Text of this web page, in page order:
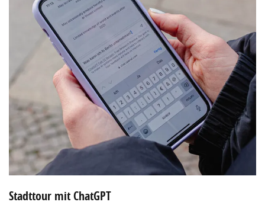
Stadttour mit ChatGPT